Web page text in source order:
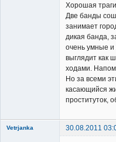
Хорошая
Две банды
занимает
дикая банда,
очень умные и
выглядит как
ходами.
Но за всеми
касающийся
проституток,
Vetrjanka
30.08.2011